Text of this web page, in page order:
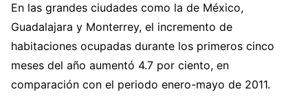
En las grandes ciudades como la de México,
Guadalajara y Monterrey, el incremento de
habitaciones ocupadas durante los primeros cinco
meses del año aumentó 4.7 por ciento, en
comparación con el periodo enero-mayo de 2011.